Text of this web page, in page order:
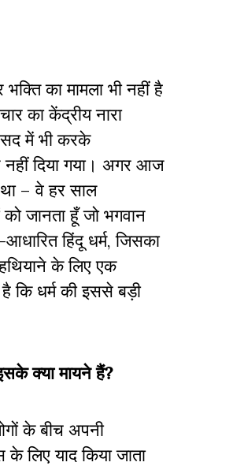
का मामला भी नहीं है
का केंद्रीय नारा
में भी करके
दिया गया। अगर आज
– वे हर साल
जानता हूँ जो भगवान
हिंदू धर्म, जिसका
के लिए एक
कि धर्म की इससे बड़ी
क्या मायने हैं?
के बीच अपनी
के लिए याद किया जाता